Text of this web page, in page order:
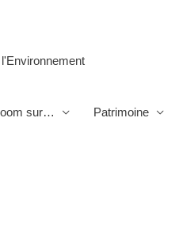
sur… Patrimoine